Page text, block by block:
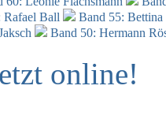
Rafael Ball
Band 55:
Band 50: Hermann
online!